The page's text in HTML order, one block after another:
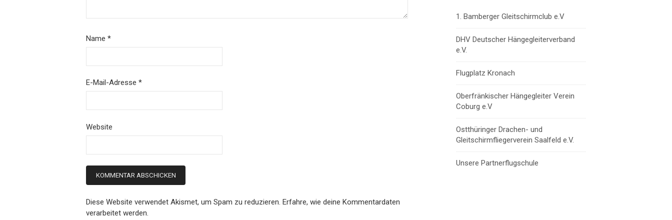
Name *
E-Mail-Adresse *
Website
Diese Website verwendet Akismet, um Spam zu reduzieren. Erfahre, wie deine Kommentardaten
verarbeitet werden.
1. Bamberger Gleitschirmclub e.V
DHV Deutscher Hängegleiterverband
e.V.
Flugplatz Kronach
Oberfränkischer Hängegleiter Verein
Coburg e.V
Ostthüringer Drachen- und
Gleitschirmfliegerverein Saalfeld e.V.
Unsere Partnerflugschule